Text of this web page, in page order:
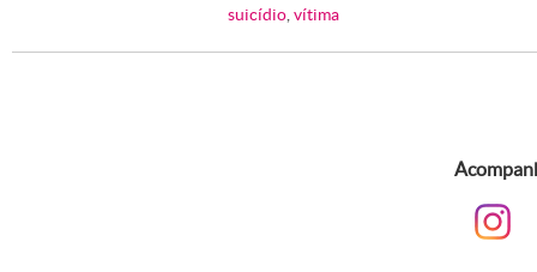
suicídio vítima